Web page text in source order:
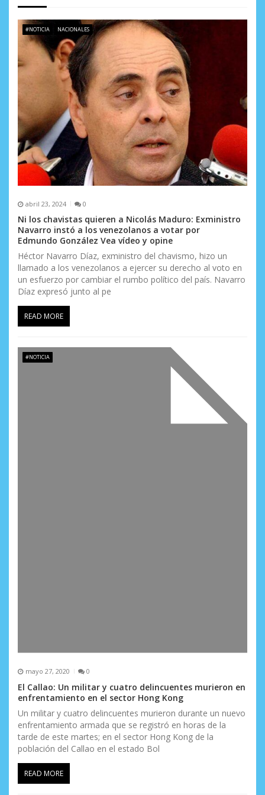
e
n
r
a
d
a
s
#NOTICIA NACIONALES
abril 23, 2024 0
Ni los chavistas quieren a Nicolás Maduro: Exministro
Navarro instó a los venezolanos a votar por
Edmundo González Vea vídeo y opine
Héctor Navarro Díaz, exministro del chavismo, hizo un
llamado a los venezolanos a ejercer su derecho al voto en
un esfuerzo por cambiar el rumbo político del país. Navarro
Díaz expresó junto al pe
READ MORE
#NOTICIA
mayo 27, 2020 0
El Callao: Un militar y cuatro delincuentes murieron en
enfrentamiento en el sector Hong Kong
Un militar y cuatro delincuentes murieron durante un nuevo
enfrentamiento armada que se registró en horas de la
tarde de este martes; en el sector Hong Kong de la
población del Callao en el estado Bol
READ MORE